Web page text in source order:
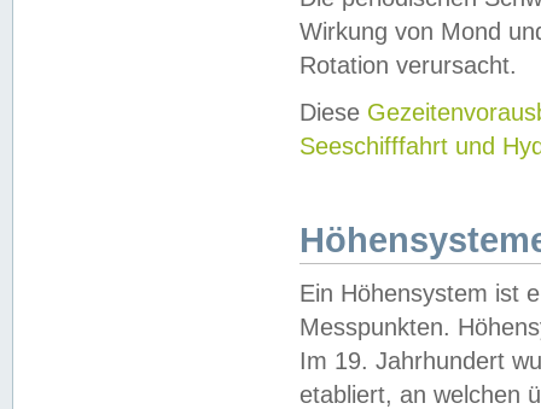
Wirkung von Mond
Rotation verursacht.
Diese
Seeschifffahrt und
Ein Höhensystem ist
Messpunkten.
Im 19. Jahrhundert
etabliert, an welchen